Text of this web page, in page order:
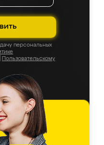
персональных
Пользовательскому